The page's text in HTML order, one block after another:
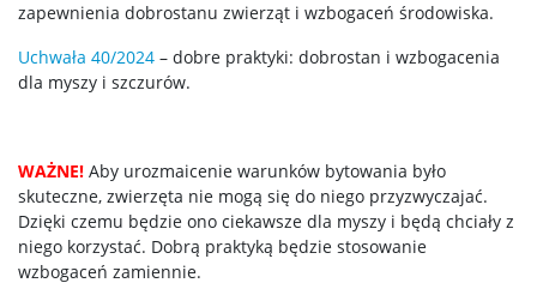
zapewnienia dobrostanu zwierząt i wzbogaceń środowiska.
Uchwała 40/2024 – dobre praktyki: dobrostan i wzbogacenia
dla myszy i szczurów.
WAŻNE! Aby urozmaicenie warunków bytowania było
skuteczne, zwierzęta nie mogą się do niego przyzwyczajać.
Dzięki czemu będzie ono ciekawsze dla myszy i będą chciały z
niego korzystać. Dobrą praktyką będzie stosowanie
wzbogaceń zamiennie.